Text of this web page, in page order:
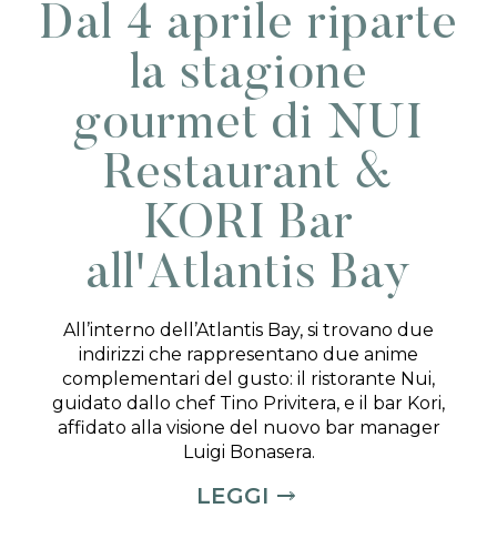
Dal 4 aprile riparte
la stagione
gourmet di NUI
Restaurant &
KORI Bar
all'Atlantis Bay
All’interno dell’Atlantis Bay, si trovano due
indirizzi che rappresentano due anime
complementari del gusto: il ristorante Nui,
guidato dallo chef Tino Privitera, e il bar Kori,
affidato alla visione del nuovo bar manager
Luigi Bonasera.
LEGGI